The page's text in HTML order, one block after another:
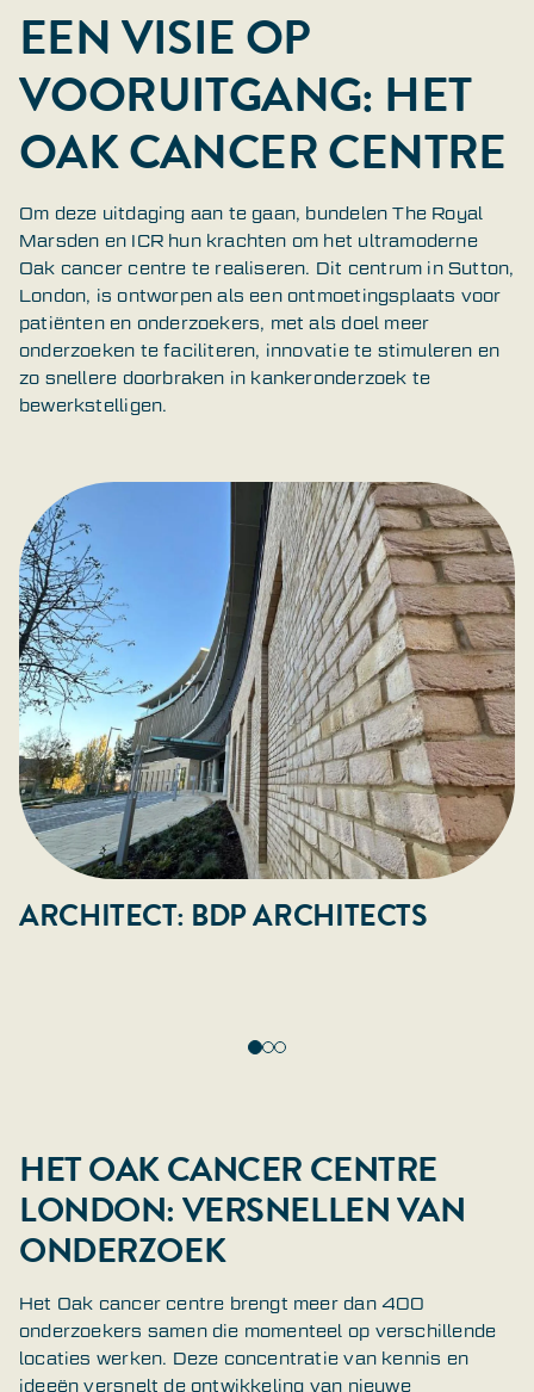
EEN VISIE OP
VOORUITGANG: HET
OAK CANCER CENTRE
Om deze uitdaging aan te gaan, bundelen The Royal
Marsden en ICR hun krachten om het ultramoderne
Oak cancer centre te realiseren. Dit centrum in Sutton,
London, is ontworpen als een ontmoetingsplaats voor
patiënten en onderzoekers, met als doel meer
onderzoeken te faciliteren, innovatie te stimuleren en
zo snellere doorbraken in kankeronderzoek te
bewerkstelligen.
ARCHITECT: BDP ARCHITECTS
HETOAK CANCER CENTRE
LONDON: VERSNELLEN VAN
ONDERZOEK
Het Oak cancer centre brengt meer dan 400
onderzoekers samen die momenteel op verschillende
locaties werken. Deze concentratie van kennis en
ideeën versnelt de ontwikkeling van nieuwe